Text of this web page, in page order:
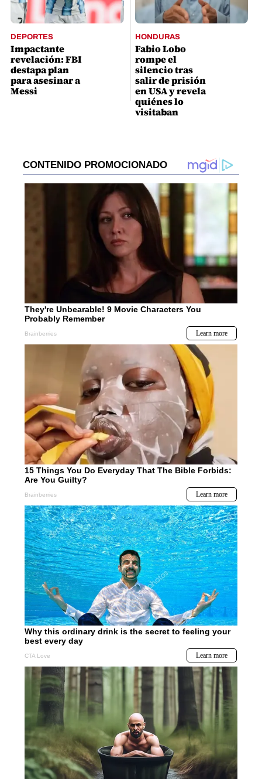
DEPORTES
Impactante
revelación: FBI
destapa plan
para asesinar a
Messi
HONDURAS
Fabio Lobo
rompe el
silencio tras
salir de prisión
en USA y revela
quiénes lo
visitaban